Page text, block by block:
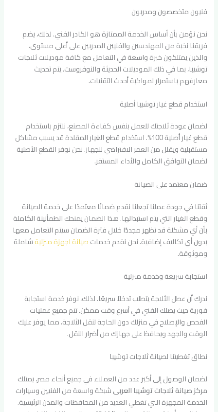
فنيون متخصصون ومدربون
نحن نؤمن بأن أساس الخدمة الممتازة هو الكادر الفني. لذلك، يضم
فريقنا نخبة من المهندسين والفنيين المدربين على أعلى مستوى،
والذين يمتلكون خبرة واسعة في التعامل مع كافة موديلات ثلاجات
توشيبا، بما في ذلك الموديلات الحديثة والنوفروست. يتم تحديث
معارفهم باستمرار لمواكبة أحدث التقنيات.
استخدام قطع غيار توشيبا أصلية
لضمان عودة ثلاجتك للعمل بنفس كفاءة المصنع، نلتزم باستخدام
قطع غيار أصلية 100%. استخدام قطع الغيار المقلدة قد يسبب مشاكل
مستقبلية ويقلل من العمر الافتراضي للجهاز. نحن نوفر القطع الأصلية
لضمان التوافق الكامل والأداء المستقر.
ضمان معتمد على الصيانة
ثقتنا في جودة عملنا تجعلنا نقدم ضمانًا معتمدًا على خدمة الصيانة
وقطع الغيار التي يتم استبدالها. هذا الضمان يمنحك الطمأنينة الكاملة
بأن أي مشكلة قد تظهر مجددًا خلال فترة الضمان سيتم التعامل معها
بدون أي تكاليف إضافية. نحن نقدم خدماتصيانة اجهزة منزليةشاملة
وموثوقة.
استجابة سريعة وخدمة منزلية
ندرك أن عطل الثلاجة يتطلب تدخلاً سريعًا. لذلك، نوفر خدمة استجابة
فورية حيث يصلك الفني في أسرع وقت ممكن. تتم جميع عمليات
الفحص والإصلاح في منزلك دون الحاجة لنقل الثلاجة، مما يوفر عليك
الوقت والجهد ويحافظ على جهازك من أضرار النقل.
نطاق تغطيتنا لصيانة ثلاجات توشيبا
لضمان الوصول إلى أكبر عدد من العملاء في جميع أنحاء مصر، يمتلك
مركز صيانة ثلاجات توشيبا العربىشبكة واسعة من الفنيين وسيارات
الخدمة المجهزة التي تغطي العديد من المحافظات والمدن الرئيسية.